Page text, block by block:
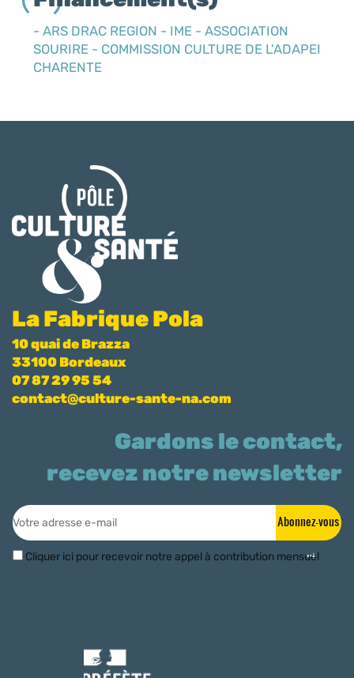
- ARS DRAC REGION - IME - ASSOCIATION
SOURIRE - COMMISSION CULTURE DE L'ADAPEI
CHARENTE
La Fabrique Pola
10 quai de Brazza
33100 Bordeaux
07 87 29 95 54
contact@culture-sante-na.com
Gardons le contact,
recevez notre newsletter
Abonnez-vous
Cliquer ici pour recevoir notre appel à contribution mensuel